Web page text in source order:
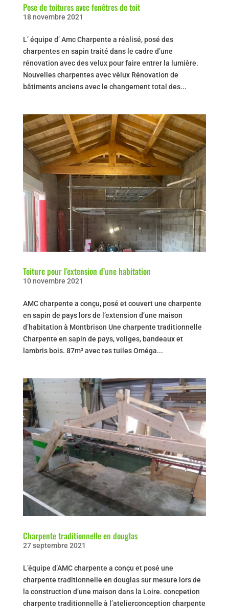
Pose de toitures avec fenêtres de toit
18 novembre 2021
L’ équipe d’ Amc Charpente a réalisé, posé des
charpentes en sapin traité dans le cadre d’une
rénovation avec des velux pour faire entrer la lumière.
Nouvelles charpentes avec vélux Rénovation de
bâtiments anciens avec le changement total des...
Toiture pour l’extension d’une habitation
10 novembre 2021
AMC charpente a conçu, posé et couvert une charpente
en sapin de pays lors de l’extension d’une maison
d’habitation à Montbrison Une charpente traditionnelle
Charpente en sapin de pays, voliges, bandeaux et
lambris bois. 87m² avec tes tuiles Oméga...
Charpente traditionnelle en douglas
27 septembre 2021
L’équipe d’AMC charpente a conçu et posé une
charpente traditionnelle en douglas sur mesure lors de
la construction d’une maison dans la Loire. concpetion
charpente traditionnelle à l’atelierconception charpente